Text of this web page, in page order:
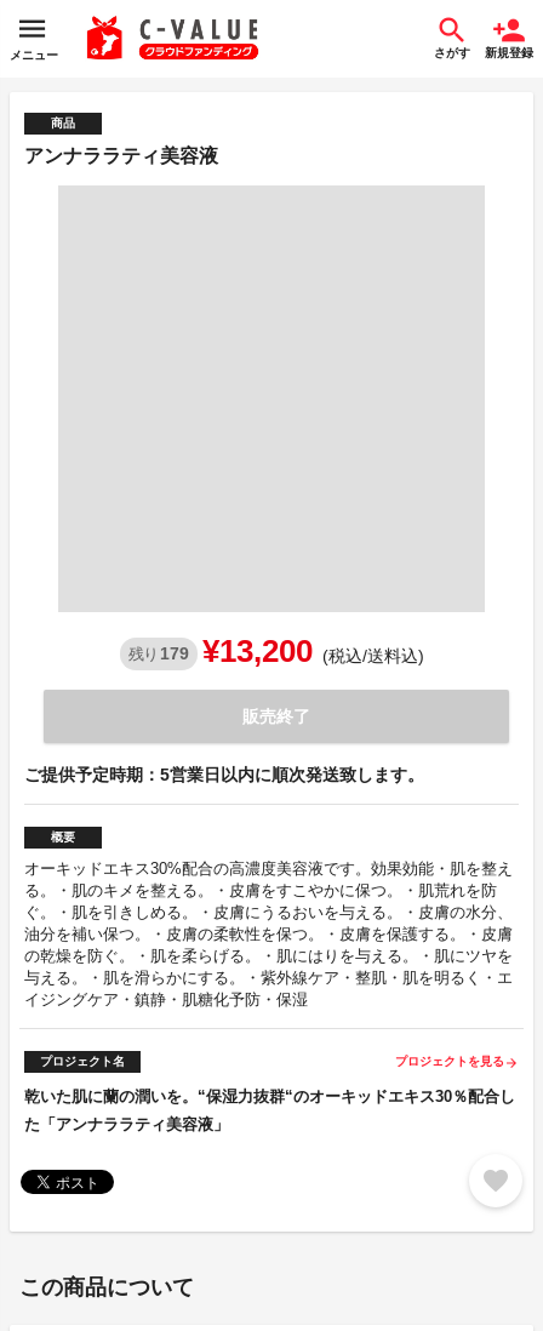
メニュー さがす 新規登録
商品
アンナララティ美容液
残り 179 ¥13,200 (税込/送料込)
販売終了
ご提供予定時期：5営業日以内に順次発送致します。
概要
オーキッドエキス30%配合の高濃度美容液です。効果効能・肌を整え
る。・肌のキメを整える。・皮膚をすこやかに保つ。・肌荒れを防
ぐ。・肌を引きしめる。・皮膚にうるおいを与える。・皮膚の水分、
油分を補い保つ。・皮膚の柔軟性を保つ。・皮膚を保護する。・皮膚
の乾燥を防ぐ。・肌を柔らげる。・肌にはりを与える。・肌にツヤを
与える。・肌を滑らかにする。・紫外線ケア・整肌・肌を明るく・エ
イジングケア・鎮静・肌糖化予防・保湿
プロジェクト名 プロジェクトを見る arrow_forward
乾いた肌に蘭の潤いを。“保湿力抜群“のオーキッドエキス30％配合し
た「アンナララティ美容液」
favorite
この商品について